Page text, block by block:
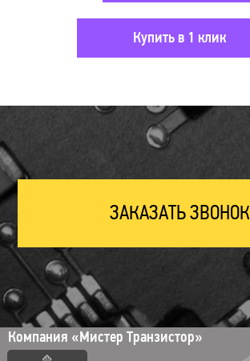
Купить в 1 клик
ЗАКАЗАТЬ ЗВОНОК
Компания «Мистер Транзистор»